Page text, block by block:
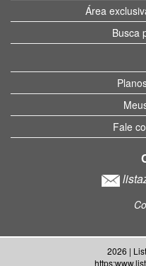
Área
Busca
Fale
2026 |